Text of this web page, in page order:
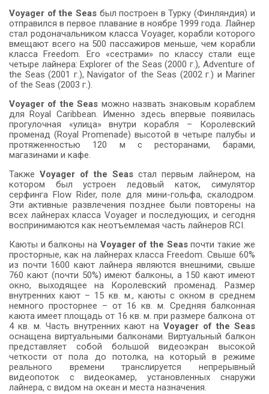
Voyager of the Seasбыл построен в Турку (Финляндия) и
отправился в первое плавание в ноябре 1999 года. Лайнер
стал родоначальником класса Voyager, корабли которого
вмещают всего на 500 пассажиров меньше, чем корабли
класса Freedom. Его «сестрами» по классу стали еще
четыре лайнера: Explorer of the Seas (2000 г.), Adventure of
the Seas (2001 г.), Navigator of the Seas (2002 г.) и Mariner
of the Seas (2003 г.).
Voyager of the Seas можно назвать знаковым кораблем
для Royal Caribbean. Именно здесь впервые появилась
прогулочная «улица» внутри корабля – Королевский
променад (Royal Promenade) высотой в четыре палубы и
протяженностью 120 м с ресторанами, барами,
магазинами и кафе.
ТакжеVoyager of the Seas стал первым лайнером, на
котором был устроен ледовый каток, симулятор
серфинга Flow Rider, поле для мини-гольфа, скалодром.
Эти активные развлечения позднее были повторены на
всех лайнерах класса Voyager и последующих, и сегодня
воспринимаются как неотъемлемая часть лайнеров RCI.
Каюты и балконы на Voyager of the Seasпочти такие же
просторные, как на лайнерах класса Freedom. Свыше 60%
из почти 1600 кают лайнера являются внешними, свыше
760 кают (почти 50%) имеют балконы, а 150 кают имеют
окно, выходящее на Королевский променад. Размер
внутренних кают – 15 кв. м., каюты с окном в среднем
немного просторнее – от 16 кв. м. Средняя балконная
каюта имеет площадь от 16 кв. м. при размере балкона от
4 кв. м. Часть внутренних кают на Voyager of the Seas
оснащена виртуальными балконами. Виртуальный балкон
представляет собой большой видеоэкран высокой
четкости от пола до потолка, на который в режиме
реального времени транслируется непрерывный
видеопоток с видеокамер, установленных снаружи
лайнера, с видом на океан и места назначения.